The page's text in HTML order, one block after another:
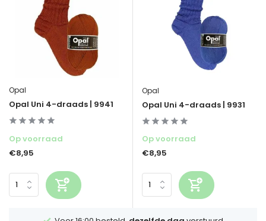
Opal
Opal Uni 4-draads | 9941
Op voorraad
€8,95
Opal
Opal Uni 4-draads | 9931
Op voorraad
€8,95